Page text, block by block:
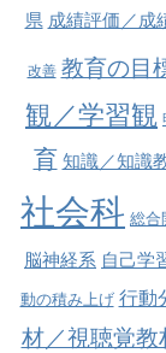
県 成績評価／成
改善 教育の目
観／学習観
育 知識／知識
社会科 総合
脳神経系 自己学
動の積み上げ 行動
材／視聴覚教